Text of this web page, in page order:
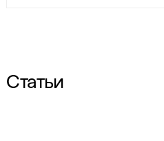
Статьи